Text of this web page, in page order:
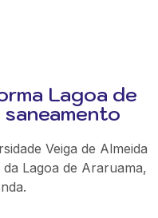
Lagoa de
saneamento
Veiga de Almeida
Lagoa de Araruama,